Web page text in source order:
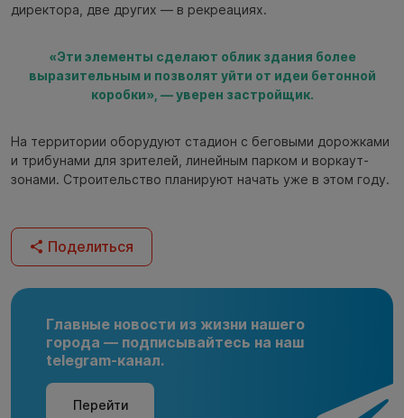
директора, две других — в рекреациях.
«Эти элементы сделают облик здания более
выразительным и позволят уйти от идеи бетонной
коробки», — уверен застройщик.
На территории оборудуют стадион с беговыми дорожками
и трибунами для зрителей, линейным парком и воркаут-
зонами. Строительство планируют начать уже в этом году.
Поделиться
Главные новости из жизни нашего
города — подписывайтесь на наш
telegram-канал.
Перейти